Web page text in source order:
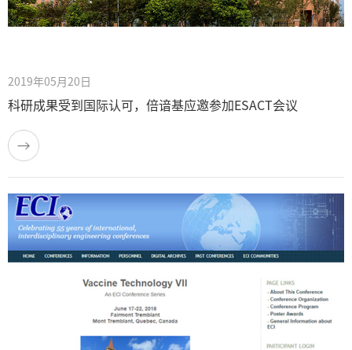
2019年05月20日
科研成果受到国际认可，倍谙基应邀参加ESACT会议